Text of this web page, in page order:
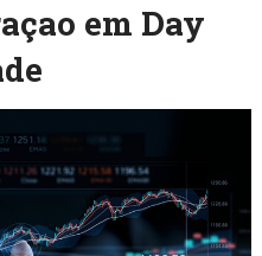
em Day